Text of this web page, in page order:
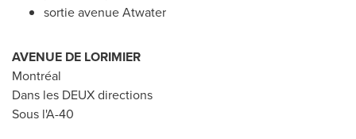
sortie avenueAtwater
AVENUE DE LORIMIER
Montréal
Dans les DEUX directions
Sous l'A-40